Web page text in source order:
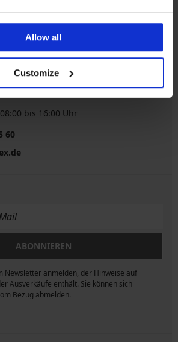
Allow all
Customize
Größenratgeber
bis 16:00 Uhr
60
ABONNIEREN
Newsletter anmelden, der Hinweise auf
Ausverkäufe enthält. Sie können sich
Bezug abmelden.